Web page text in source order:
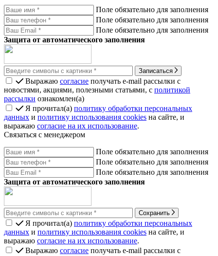
Поле обязательно для заполнения
Поле обязательно для заполнения
Поле обязательно для заполнения
Защита от автоматического заполнения
Записаться
Выражаю согласие получать e-mail рассылки с
новостями, акциями, полезными статьями, с политикой
рассылки ознакомлен(а)
Я прочитал(а) политику обработки персональных
данных и политику использования cookies на сайте, и
выражаю согласие на их использование.
Связаться с менеджером
Поле обязательно для заполнения
Поле обязательно для заполнения
Поле обязательно для заполнения
Защита от автоматического заполнения
Сохранить
Я прочитал(а) политику обработки персональных
данных и политику использования cookies на сайте, и
выражаю согласие на их использование.
Выражаю согласие получать e-mail рассылки с